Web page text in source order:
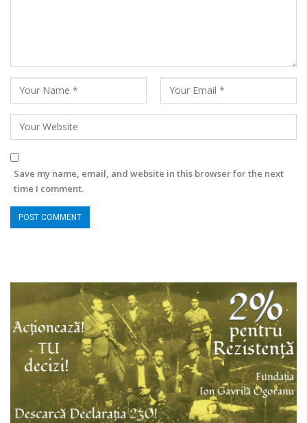
Save my name, email, and website in this browser for the next
time I comment.